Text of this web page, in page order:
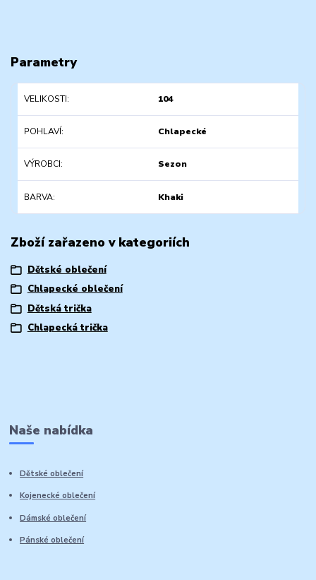
Parametry
VELIKOSTI 104
POHLAVÍ Chlapecké
VÝROBCI Sezon
BARVA Khaki
Zboží zařazeno v kategoriích
Dětské oblečení
Chlapecké oblečení
Dětská trička
Chlapecká trička
Naše nabídka
Dětské oblečení
Kojenecké oblečení
Dámské oblečení
Pánské oblečení